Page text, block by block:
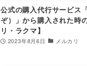
公式の購入代行サービス
ぞ）」から購入された時
リ・ラクマ】
2023年8月6日 メルカリ